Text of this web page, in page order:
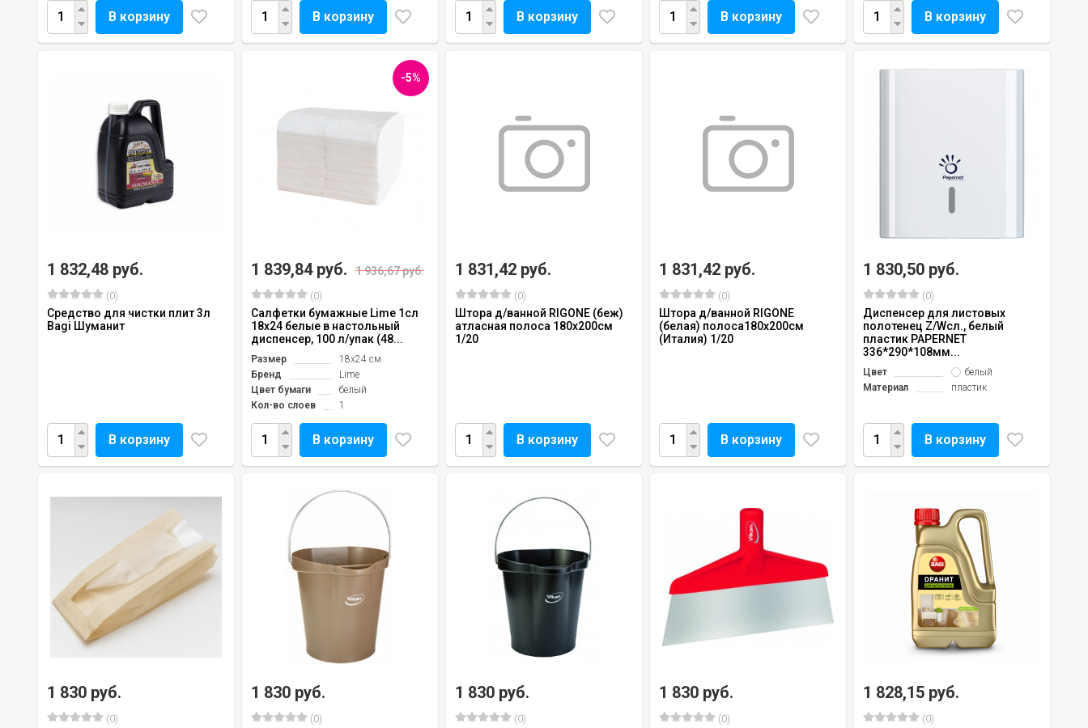
В корзину В корзину В корзину В корзину В корзину
1 832,48 руб.
(0)
Средство для чистки плит 3л
Bagi Шуманит
В корзину
-5%
1 839,84 руб. 1 936,67 руб.
(0)
Салфетки бумажные Lime 1сл
18х24 белые в настольный
диспенсер, 100 л/упак (48...
Размер
18x24 см
Бренд
Lime
Цвет бумаги
белый
Кол-во слоев
1
В корзину
1 831,42 руб.
(0)
Штора д/ванной RIGONE (беж)
атласная полоса 180х200см
1/20
В корзину
1 831,42 руб.
(0)
Штора д/ванной RIGONE
(белая) полоса180х200см
(Италия) 1/20
В корзину
1 830,50 руб.
(0)
Диспенсер для листовых
полотенец Z/Wсл., белый
пластик PAPERNET
336*290*108мм...
Цвет
белый
Материал
пластик
В корзину
1 830 руб.
(0)
1 830 руб.
(0)
1 830 руб.
(0)
1 830 руб.
(0)
1 828,15 руб.
(0)